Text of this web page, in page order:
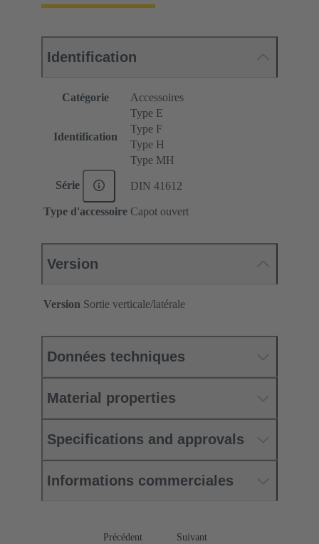
Identification
Catégorie Accessoires
Identification
Type E
Type F
Type H
Type MH
Série DIN 41612
Type d'accessoire Capot ouvert
Version
Version Sortie verticale/latérale
Données techniques
Material properties
Specifications and approvals
Informations commerciales
Précédent Suivant